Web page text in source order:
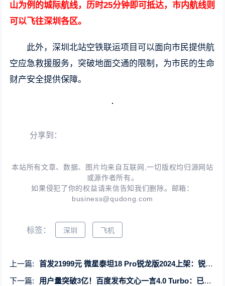
山为例的城际航线，历时25分钟即可抵达，市内航线则
可以飞往深圳各区。
此外，深圳北站空铁联运项目可以面向市民提供航
空应急救援服务，突破地面交通的限制，为市民的生命
财产安全提供保障。
分享到：
本站所有文章、数据、图片均来自互联网,一切版权均归源网站
或源作者所有。
如果侵犯了你的权益请来信告知我们删除。邮箱：
business@qudong.com
标签： 深圳 飞机
上一篇:
首发21999元 微星泰坦18 Pro锐龙版2024上架：锐龙9 7945HX3D
下一篇:
用户量突破3亿！百度发布文心一言4.0 Turbo：已收费向用户开放